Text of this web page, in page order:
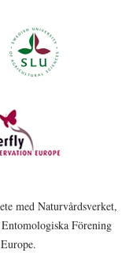
med Naturvårdsverket,
Förening